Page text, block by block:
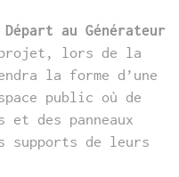
Départ au Générateur
projet, lors de la
la forme d’une
public où de
et des panneaux
supports de leurs